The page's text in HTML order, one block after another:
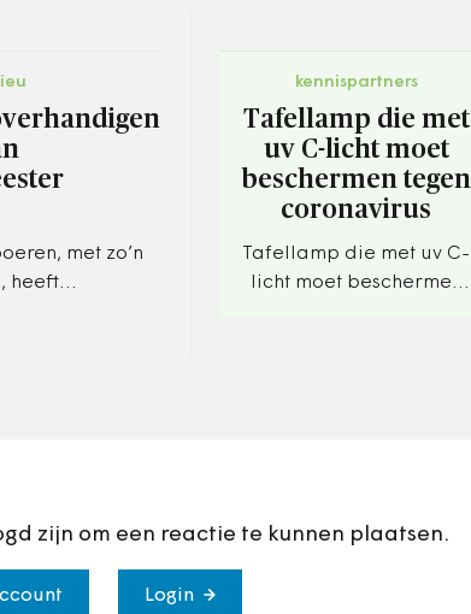
met zo’n
heeft
kennispartners
Tafellamp die met
uv C-licht moet
beschermen tegen
coronavirus
Tafellamp die met uv C-
licht moet beschermen
zijn om een reactie te kunnen plaatsen.
Login